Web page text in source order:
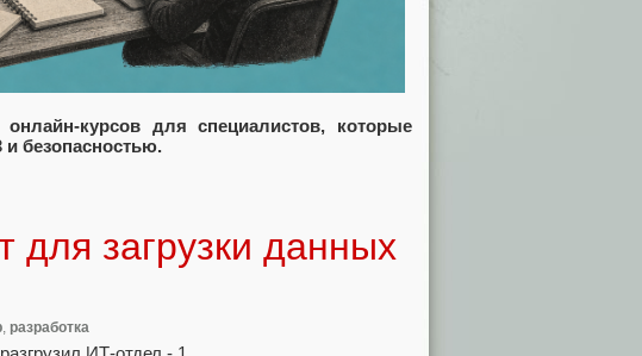
курсов для специалистов, которые
безопасностью.
для загрузки данных
, разработка